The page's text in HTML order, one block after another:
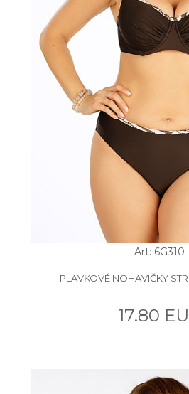
Art: 6G310
PLAVKOVÉ NOHAVIČKY
17.80